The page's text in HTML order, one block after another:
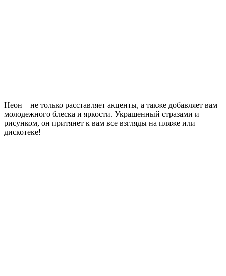
Неон – не только расставляет акценты, а также добавляет вам
молодежного блеска и яркости. Украшенный стразами и
рисунком, он притянет к вам все взгляды на пляже или
дискотеке!